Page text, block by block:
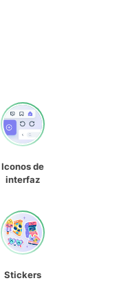
Iconos de
interfaz
Stickers